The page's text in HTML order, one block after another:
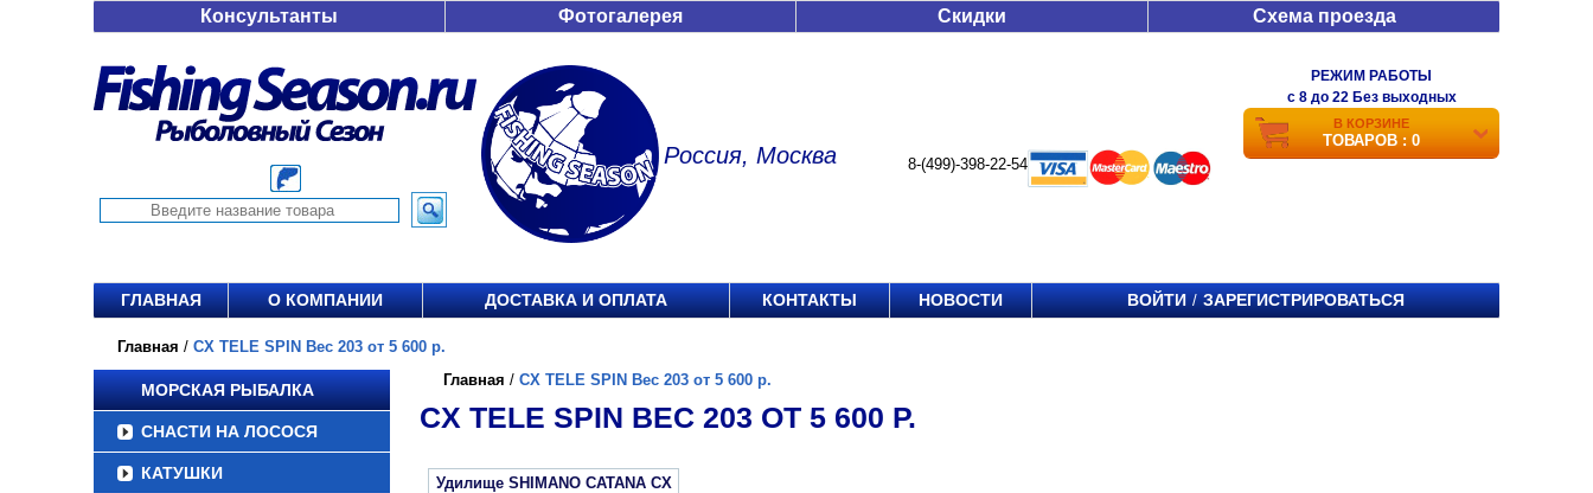
Консультанты Фотогалерея Скидки Схема проезда
Россия, Москва 8-(499)-398-22-54
РЕЖИМ РАБОТЫ
c 8 до 22 Без выходных
В КОРЗИНЕ
ТОВАРОВ : 0
ГЛАВНАЯ О КОМПАНИИ ДОСТАВКА И ОПЛАТА КОНТАКТЫ НОВОСТИ ВОЙТИ / ЗАРЕГИСТРИРОВАТЬСЯ
Главная / CX TELE SPIN Вес 203 от 5 600 р.
МОРСКАЯ РЫБАЛКА
СНАСТИ НА ЛОСОСЯ
КАТУШКИ
Главная / CX TELE SPIN Вес 203 от 5 600 р.
CX TELE SPIN ВЕС 203 ОТ 5 600 Р.
Удилище SHIMANO CATANA CX